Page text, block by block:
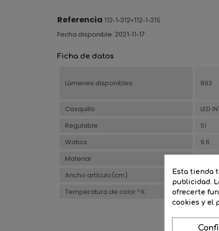
Referencia 112-1-312+112-1-315
Fecha disponible: 2021-11-17
Ficha de datos
Lúmenes disponibles 893
Casquillo
LED
Regulable
Sí
Watios
9.6
Material
Ancho artículo(cm)
12
Temperatura de color º K
2700
Esta tienda
publicidad.
ofrecerte
cookies y el